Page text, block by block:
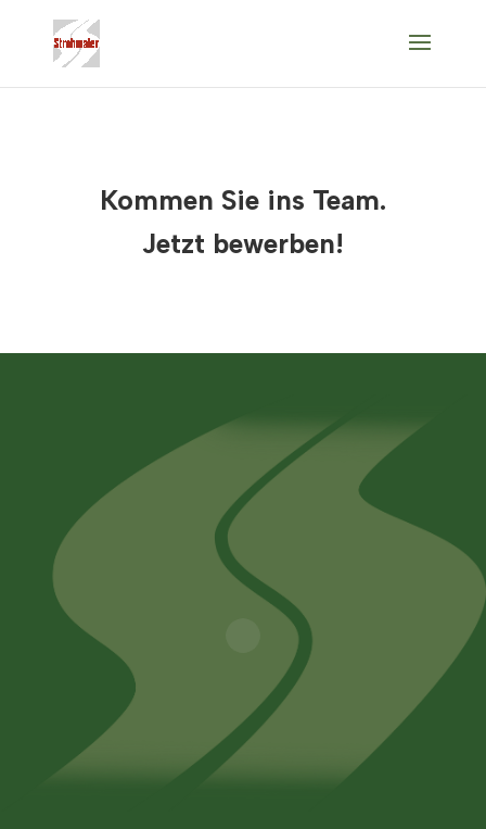
Kommen Sie ins Team.
Jetzt bewerben!